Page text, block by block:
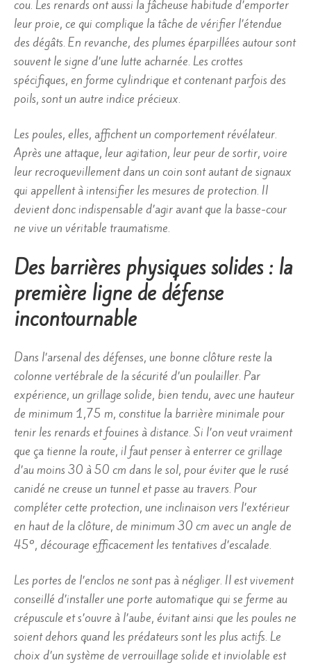
cou. Les renards ont aussi la fâcheuse habitude d’emporter
leur proie, ce qui complique la tâche de vérifier l’étendue
des dégâts. En revanche, des plumes éparpillées autour sont
souvent le signe d’une lutte acharnée. Les crottes
spécifiques, en forme cylindrique et contenant parfois des
poils, sont un autre indice précieux.
Les poules, elles, affichent un comportement révélateur.
Après une attaque, leur agitation, leur peur de sortir, voire
leur recroquevillement dans un coin sont autant de signaux
qui appellent à intensifier les mesures de protection. Il
devient donc indispensable d’agir avant que la basse-cour
ne vive un véritable traumatisme.
Des barrières physiques solides : la
première ligne de défense
incontournable
Dans l’arsenal des défenses, une bonne clôture reste la
colonne vertébrale de la sécurité d’un poulailler. Par
expérience, un grillage solide, bien tendu, avec une hauteur
de minimum 1,75 m, constitue la barrière minimale pour
tenir les renards et fouines à distance. Si l’on veut vraiment
que ça tienne la route, il faut penser à enterrer ce grillage
d’au moins 30 à 50 cm dans le sol, pour éviter que le rusé
canidé ne creuse un tunnel et passe au travers. Pour
compléter cette protection, une inclinaison vers l’extérieur
en haut de la clôture, de minimum 30 cm avec un angle de
45°, décourage efficacement les tentatives d’escalade.
Les portes de l’enclos ne sont pas à négliger. Il est vivement
conseillé d’installer une porte automatique qui se ferme au
crépuscule et s’ouvre à l’aube, évitant ainsi que les poules ne
soient dehors quand les prédateurs sont les plus actifs. Le
choix d’un système de verrouillage solide et inviolable est